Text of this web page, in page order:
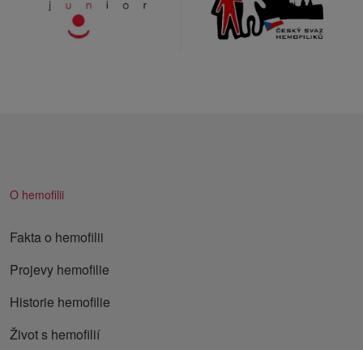
O hemofilii
Fakta o hemofilii
Projevy hemofilie
Historie hemofilie
Život s hemofilií